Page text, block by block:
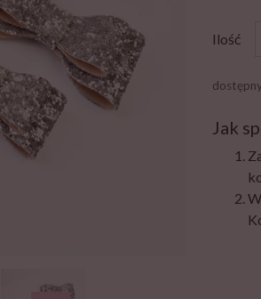
Ilość
Jak